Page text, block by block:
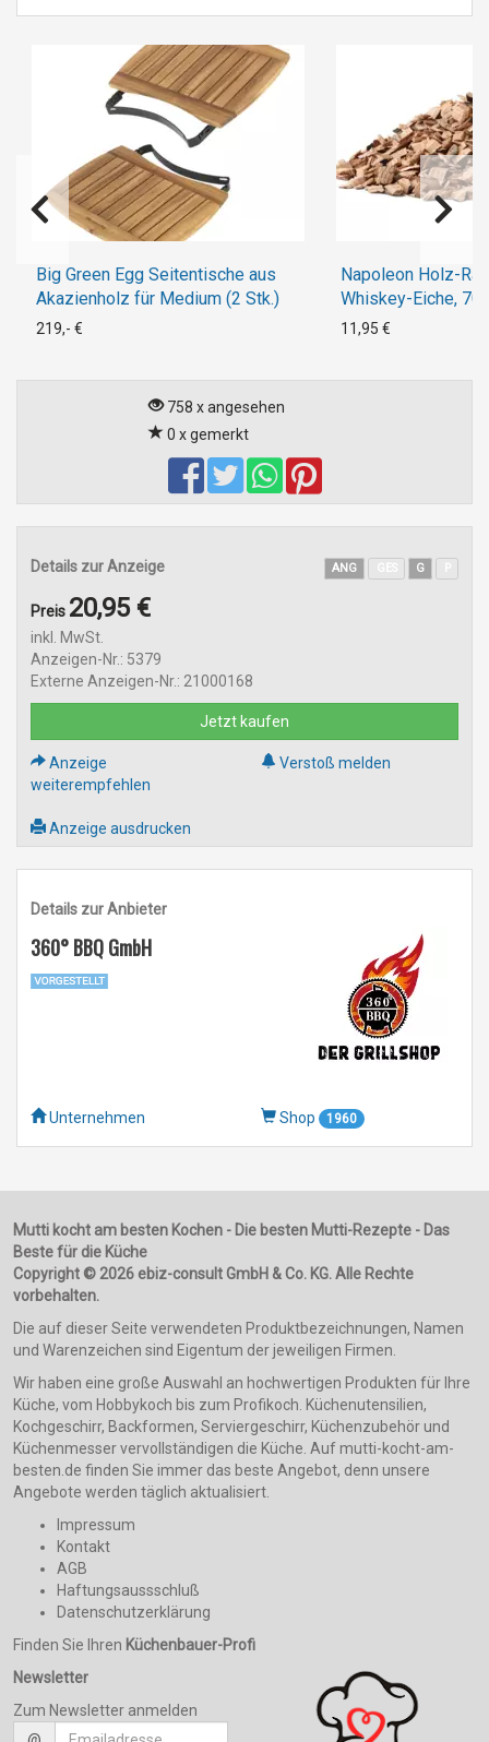
Big Green Egg Seitentische aus
Akazienholz für Medium (2 Stk.)
219,- €
Napoleon Holz-
Whiskey-Eiche,
11,95 €
758 x angesehen
0 x gemerkt
Details zur Anzeige ANG G
Preis 20,95 €
inkl. MwSt.
Anzeigen-Nr.: 5379
Externe Anzeigen-Nr.: 21000168
Jetzt kaufen
Anzeige
weiterempfehlen
Verstoß melden
Anzeige ausdrucken
Details zur Anbieter
360° BBQ GmbH
Unternehmen Shop 1960
Mutti kocht am besten Kochen - Die besten Mutti-Rezepte - Das
Beste für die Küche
Copyright © 2026 ebiz-consult GmbH & Co. KG. Alle Rechte
vorbehalten.
Die auf dieser Seite verwendeten Produktbezeichnungen, Namen
und Warenzeichen sind Eigentum der jeweiligen Firmen.
Wir haben eine große Auswahl an hochwertigen Produkten für Ihre
Küche, vom Hobbykoch bis zum Profikoch. Küchenutensilien,
Kochgeschirr, Backformen, Serviergeschirr, Küchenzubehör und
Küchenmesser vervollständigen die Küche. Auf mutti-kocht-am-
besten.de finden Sie immer das beste Angebot, denn unsere
Angebote werden täglich aktualisiert.
Impressum
Kontakt
AGB
Haftungsaussschluß
Datenschutzerklärung
Finden Sie Ihren Küchenbauer-Profi
Newsletter
Zum Newsletter anmelden